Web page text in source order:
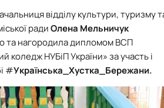
відділу культури, туризму
радиОлена Мельничук
та нагородила дипломом ВСП
коледж НУБіП України» за участь і
#Українська_Хустка_Бережани.